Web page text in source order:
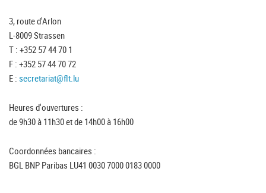
3, route d'Arlon
L-8009 Strassen
T : +352 57 44 70 1
F : +352 57 44 70 72
E : secretariat@flt.lu
Heures d'ouvertures :
de 9h30 à 11h30 et de 14h00 à 16h00
Coordonnées bancaires :
BGL BNP Paribas LU41 0030 7000 0183 0000